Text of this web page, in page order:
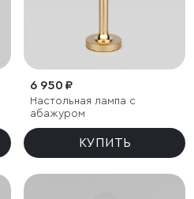
6 950 ₽
Настольная лампа с
абажуром
КУПИТЬ